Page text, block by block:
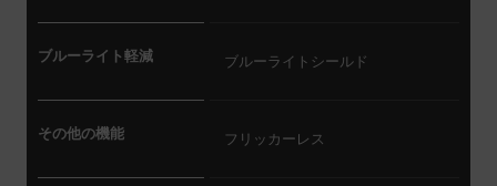
ブルーライト軽減 ブルーライトシールド
その他の機能 フリッカーレス